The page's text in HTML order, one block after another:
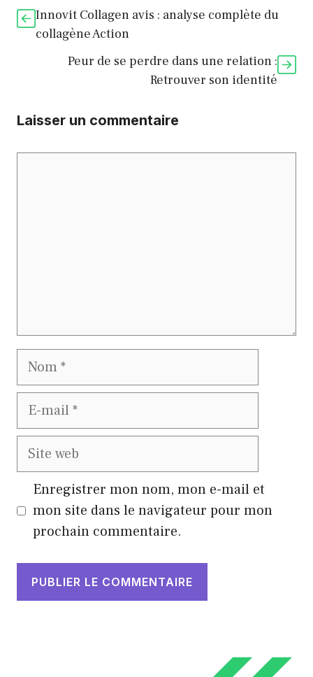
Innovit Collagen avis : analyse complète du
collagène Action
Peur de se perdre dans une relation :
Retrouver son identité
Laisser un commentaire
Nom
E-
Site
Enregistrer mon nom, mon e-mail et
mon site dans le navigateur pour mon
prochain commentaire.